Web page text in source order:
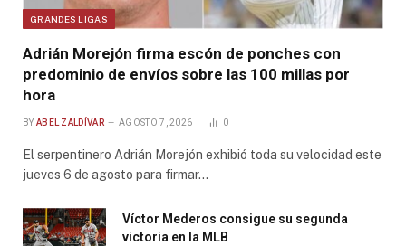
GRANDES LIGAS
Adrián Morejón firma escón de ponches con
predominio de envíos sobre las 100 millas por
hora
BY ABEL ZALDÍVAR AGOSTO 7, 2026 0
El serpentinero Adrián Morejón exhibió toda su velocidad este
jueves 6 de agosto para firmar…
Víctor Mederos consigue su segunda
victoria en la MLB